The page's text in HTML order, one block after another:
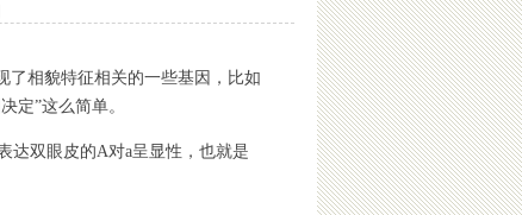
了相貌特征相关的一些基因，比如
定”这么简单。
达双眼皮的A对a呈显性，也就是